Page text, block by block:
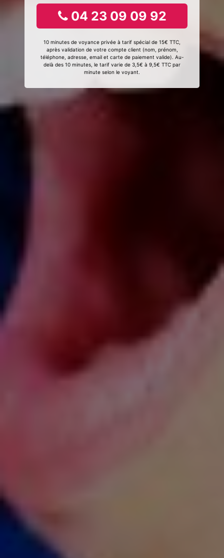
04 23 09 09 92
10 minutes de voyance privée à tarif spécial de 15€ TTC,
après validation de votre compte client (nom, prénom,
téléphone, adresse, email et carte de paiement valide). Au-
delà des 10 minutes, le tarif varie de 3,5€ à 9,5€ TTC par
minute selon le voyant.